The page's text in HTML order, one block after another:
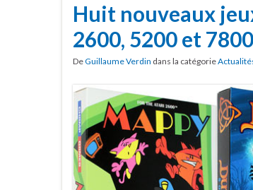
Huit nouveaux
2600, 5200 et 7800
DeGuillaume Verdin dans la catégorie